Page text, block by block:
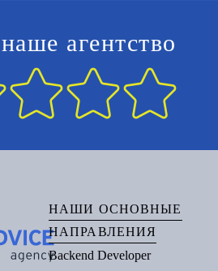
агентство
НАШИ ОСНОВНЫЕ
НАПРАВЛЕНИЯ
Backend Developer